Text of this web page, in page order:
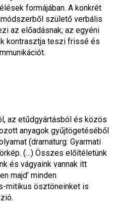
formájában. A konkrét
születő verbális
az előadásnak; az egyéni
kontrasztja teszi frissé és
az etűdgyártásból és közös
anyagok gyűjtögetéséből
(dramaturg: Gyarmati
(…) Összes előítéletünk
és vágyaink vannak itt
majd’ minden
mitikus ösztöneinket is